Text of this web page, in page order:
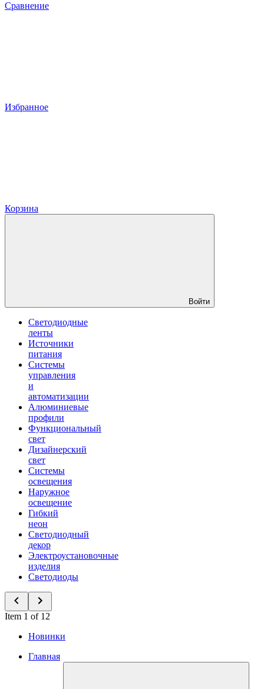
Сравнение
Избранное
Корзина
Войти
Светодиодные
ленты
Источники
питания
Системы
управления
и
автоматизации
Алюминиевые
профили
Функциональный
свет
Дизайнерский
свет
Системы
освещения
Наружное
освещение
Гибкий
неон
Светодиодный
декор
Электроустановочные
изделия
Светодиоды
Item 1 of 12
Новинки
Главная